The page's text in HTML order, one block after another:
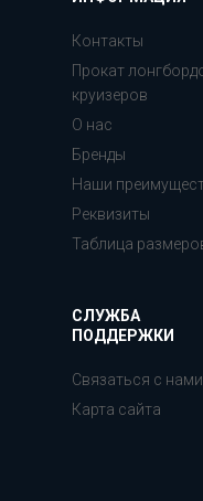
Контакты
Прокат
круизеров
О нас
Бренды
Наши
Реквизиты
Таблица
СЛУЖБА
ПОДДЕРЖКИ
Связаться с нами
Карта сайта